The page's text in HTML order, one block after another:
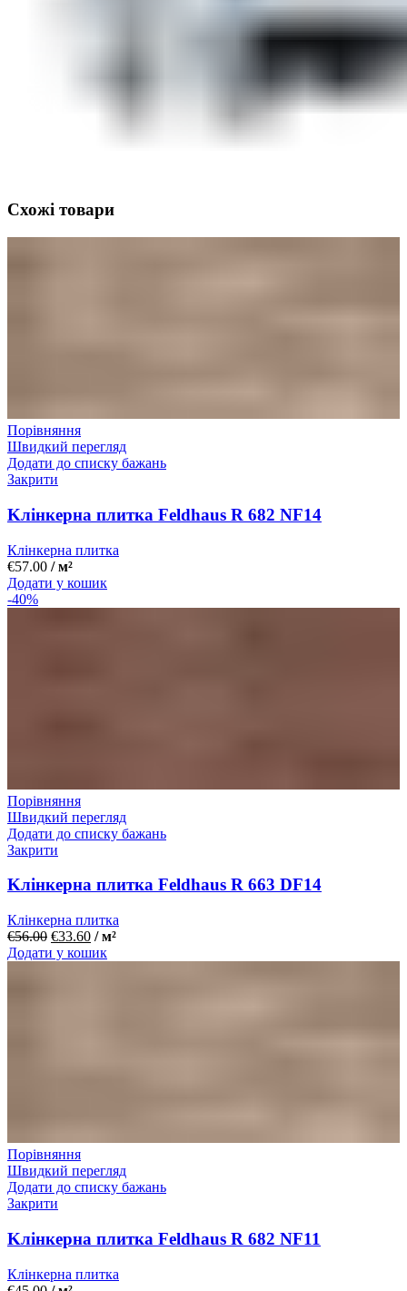
Схожі товари
Порівняння
Швидкий перегляд
Додати до списку бажань
Закрити
Kлінкерна плитка Feldhaus R 682 NF14
Клінкерна плитка
€57.00 / м²
Додати у кошик
-40%
Порівняння
Швидкий перегляд
Додати до списку бажань
Закрити
Kлінкерна плитка Feldhaus R 663 DF14
Клінкерна плитка
€56.00 €33.60 / м²
Додати у кошик
Порівняння
Швидкий перегляд
Додати до списку бажань
Закрити
Kлінкерна плитка Feldhaus R 682 NF11
Клінкерна плитка